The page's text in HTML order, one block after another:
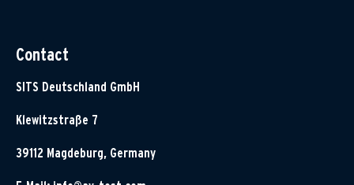
Contact
SITS Deutschland GmbH
Klewitzstraße 7
39112 Magdeburg, Germany